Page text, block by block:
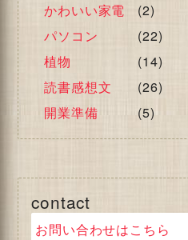
かわいい家電
(2)
パソコン
(22)
植物
(14)
読書感想文
(26)
開業準備
(5)
contact
お問い合わせはこちら